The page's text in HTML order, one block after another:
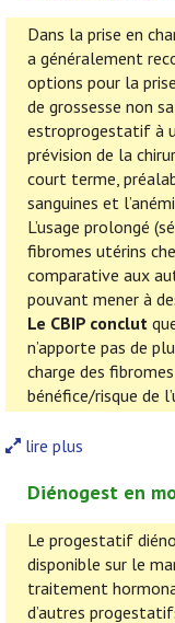
Dans la prise en
a généralement
options pour la
de grossesse non
estroprogestatif à
prévision de la
court terme,
sanguines et
L’usage prolongé
fibromes utérins
comparative aux
pouvant mener à
Le CBIP conclut
n’apporte pas de
charge des
bénéfice/risque de
lire plus
Diénogest en
Le progestatif
disponible sur le
traitement
d’autres